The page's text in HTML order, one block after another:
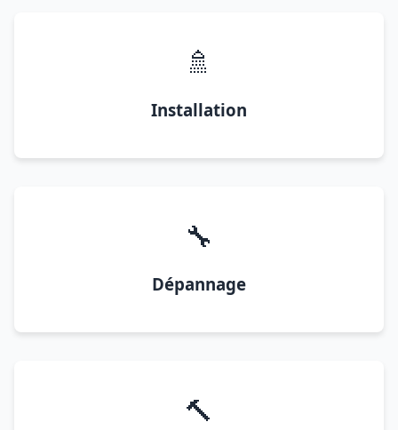
🚿
Installation
🔧
Dépannage
🔨